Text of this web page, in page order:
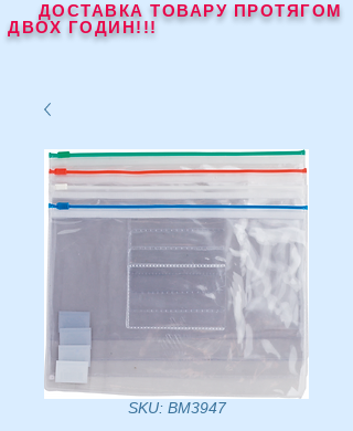
ДОСТАВКА ТОВАРУ ПРОТЯГОМ
ДВОХ ГОДИН!!!
SKU: BM3947